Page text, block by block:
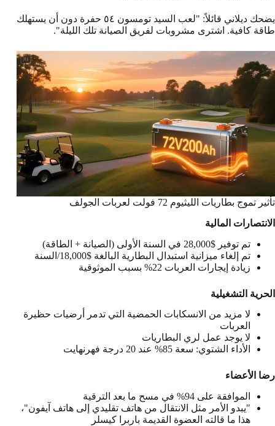
يضحك ديلاني قائلاً: "لعب السيد تومسون ٥٤ حفرة دون أن يستهلك
طاقة كافية. اشترى مشروبات لفريق الصيانة تلك الليلة".
تأثير تموج بطاريات الليثيوم 72 فولت لعربات الجولف
الانتصارات المالية
تم توفير $28,000 في السنة الأولى (الصيانة + الطاقة)
تم إلغاء ميزانية استبدال البطارية البالغة $18,000/السنة
زيادة إيجارات العربات 22% بسبب الموثوقية
الحرية التشغيلية
لا مزيد من الانسكابات الحمضية التي تدمر أرضيات حظيرة
العربات
لا يوجد عمل لري البطاريات
الأداء الشتوي: سعة 85% عند 20 درجة فهرنهايت
رضا الأعضاء
الموافقة على 94% في مسح ما بعد الترقية
"يبدو الأمر مثل الانتقال من هاتف تقليدي إلى هاتف آيفون"،
هذا ما قالته العضوة القديمة باربرا كيسلر